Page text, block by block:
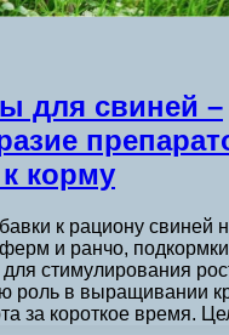
для свиней –
корму
к рациону свиней
и ранчо,
для стимулирования
роль в выращивании
за короткое время.